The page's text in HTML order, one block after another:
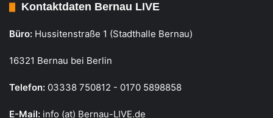
Kontaktdaten Bernau LIVE
Büro: Hussitenstraße 1 (Stadthalle Bernau)
16321 Bernau bei Berlin
Telefon: 03338 750812 - 0170 5898858
E-Mail: info (at) Bernau-LIVE.de